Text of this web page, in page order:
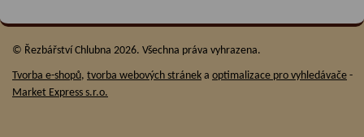
© Řezbářství Chlubna 2026. Všechna práva vyhrazena.
Tvorba e-shopů, tvorba webových stránek a optimalizace pro vyhledávače -
Market Express s.r.o.